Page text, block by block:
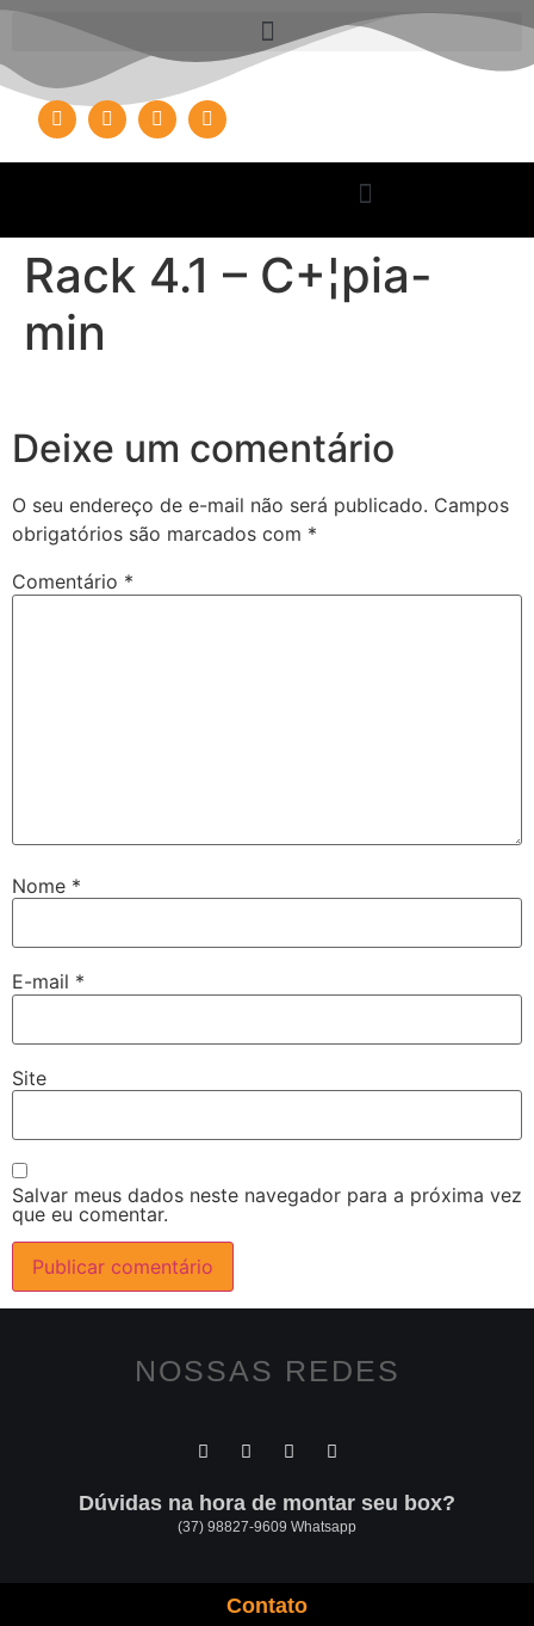
Rack 4.1 – C+¦pia-
min
Deixe um comentário
O seu endereço de e-mail não será publicado. Campos
obrigatórios são marcados com *
Comentário *
Nome *
E-mail *
Site
Salvar meus dados neste navegador para a próxima vez
que eu comentar.
NOSSAS REDES
Dúvidas na hora de montar seu box?
(37) 98827-9609 Whatsapp
Contato